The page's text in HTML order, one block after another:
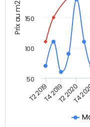
Prix au m2
T2 2019T4 2019T2 2020
T4
50
100
150